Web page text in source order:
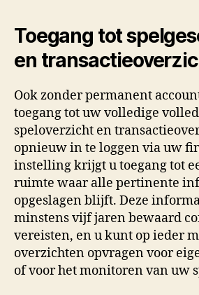
Toegang tot
en
Ook zonder permanent
toegang tot uw volledige
speloverzicht en
opnieuw in te loggen via uw
instelling krijgt u toegang tot
ruimte waar alle pertinente
opgeslagen blijft. Deze
minstens vijf jaren bewaard
vereisten, en u kunt op ieder
overzichten opvragen voor
of voor het monitoren van uw